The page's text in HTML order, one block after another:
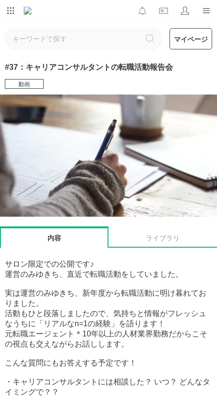
マイページ
#37：キャリアコンサルタントの転職活動報告会
動画
内容 ライブラリ
サロン限定での公開です♪
運営のみゆきち、直近で転職活動をしていました。
実は運営のみゆきち、新年度から転職活動に明け暮れてお
りました。
活動もひと段落しましたので、気持ちと情報がフレッシュ
なうちに「リアルなn=1の経験」を語ります！
元転職エージェント＊10年以上の人材業界勤務だからこそ
の視点も交えながらお話しします。
こんな質問にもお答えする予定です！
・キャリアコンサルタントには相談した？ いつ？ どんなタ
イミングで？？